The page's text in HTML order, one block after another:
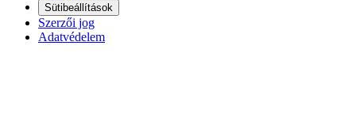
Sütibeállítások
Szerzői jog
Adatvédelem